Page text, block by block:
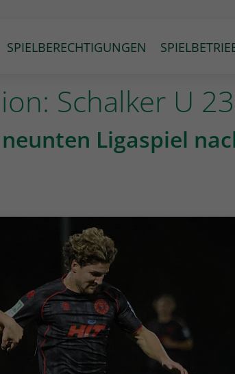
SPIELBERECHTIGUNGEN
Schalker U
Ligaspiel